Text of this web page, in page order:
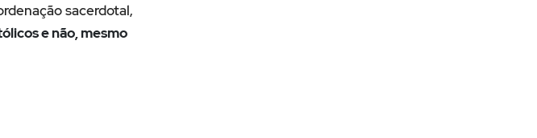
sacerdotal,
e não, mesmo